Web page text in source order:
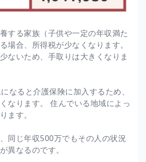
する家族（子供や一定の年収満た
場合、所得税が少なくなります。
ないため、手取りは大きくなりま
なると介護保険に加入するため、
なります。 住んでいる地域によっ
ます。
同じ年収500万でもその人の状況
異なるのです。